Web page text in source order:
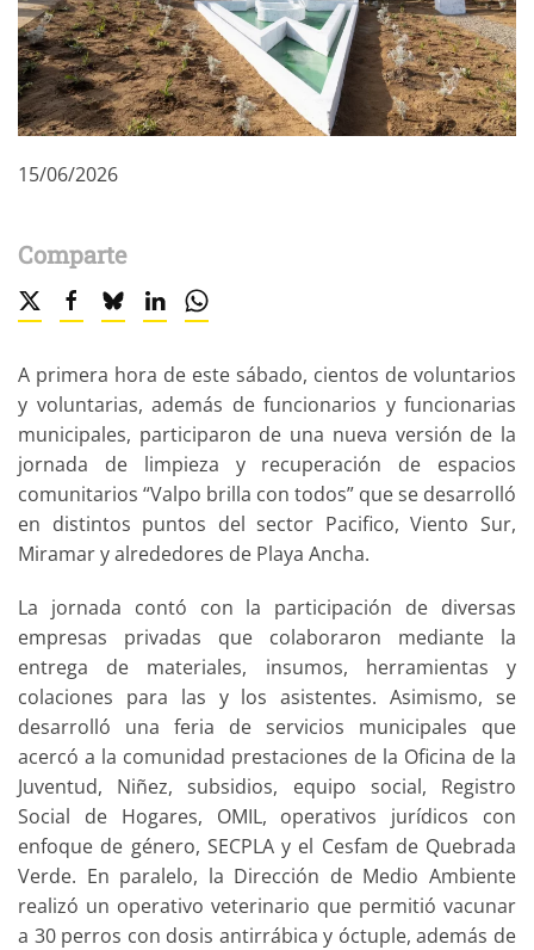
15/06/2026
Comparte
A primera hora de este sábado, cientos de voluntarios
y voluntarias, además de funcionarios y funcionarias
municipales, participaron de una nueva versión de la
jornada de limpieza y recuperación de espacios
comunitarios “Valpo brilla con todos” que se desarrolló
en distintos puntos del sector Pacifico, Viento Sur,
Miramar y alrededores de Playa Ancha.
La jornada contó con la participación de diversas
empresas privadas que colaboraron mediante la
entrega de materiales, insumos, herramientas y
colaciones para las y los asistentes. Asimismo, se
desarrolló una feria de servicios municipales que
acercó a la comunidad prestaciones de la Oficina de la
Juventud, Niñez, subsidios, equipo social, Registro
Social de Hogares, OMIL, operativos jurídicos con
enfoque de género, SECPLA y el Cesfam de Quebrada
Verde. En paralelo, la Dirección de Medio Ambiente
realizó un operativo veterinario que permitió vacunar
a 30 perros con dosis antirrábica y óctuple, además de